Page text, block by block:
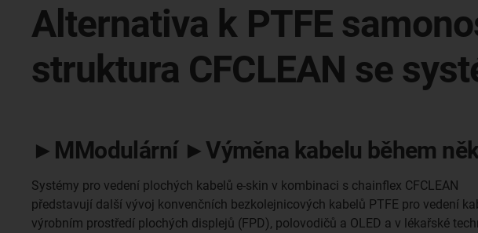
Alternativa k PTFE
struktura CFCLEAN se
►MModulární ►Výměna kabelu během
Systémy pro vedení plochých kabelů e-skin v kombinaci s chainflex CFCLEAN
představují další vývoj konvenčních bezkolejnicových kabelů PTFE pro vedení
výrobním prostředí plochých displejů (FPD), polovodičů a OLED a v lékařské